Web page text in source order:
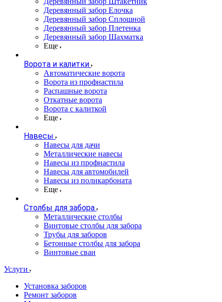
Деревянный забор Елочка
Деревянный забор Сплошной
Деревянный забор Плетенка
Деревянный забор Шахматка
Еще
Ворота и калитки
Автоматические ворота
Ворота из профнастила
Распашные ворота
Откатные ворота
Ворота с калиткой
Еще
Навесы
Навесы для дачи
Металлические навесы
Навесы из профнастила
Навесы для автомобилей
Навесы из поликарбоната
Еще
Столбы для забора
Металлические столбы
Винтовые столбы для забора
Трубы для заборов
Бетонные столбы для забора
Винтовые сваи
Услуги
Установка заборов
Ремонт заборов